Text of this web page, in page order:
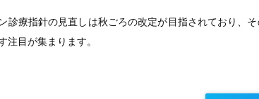
診療指針の見直しは秋ごろの改定が目指されており、
注目が集まります。